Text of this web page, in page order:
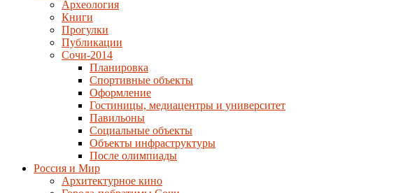
Археология
Книги
Прогулки
Публикации
Сочи-2014
Планировка
Спортивные объекты
Оформление
Гостиницы, медиацентры и университет
Павильоны
Социальные объекты
Объекты инфраструктуры
После олимпиады
Россия и Мир
Архитектурное кино